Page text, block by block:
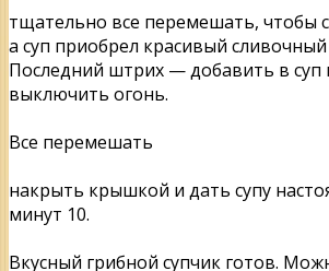
тщательно все перемешать, чтобы
а суп приобрел красивый
Последний штрих — добавить в суп
выключить огонь.
Все перемешать
накрыть крышкой и дать супу
минут 10.
Вкусный грибной супчик готов.